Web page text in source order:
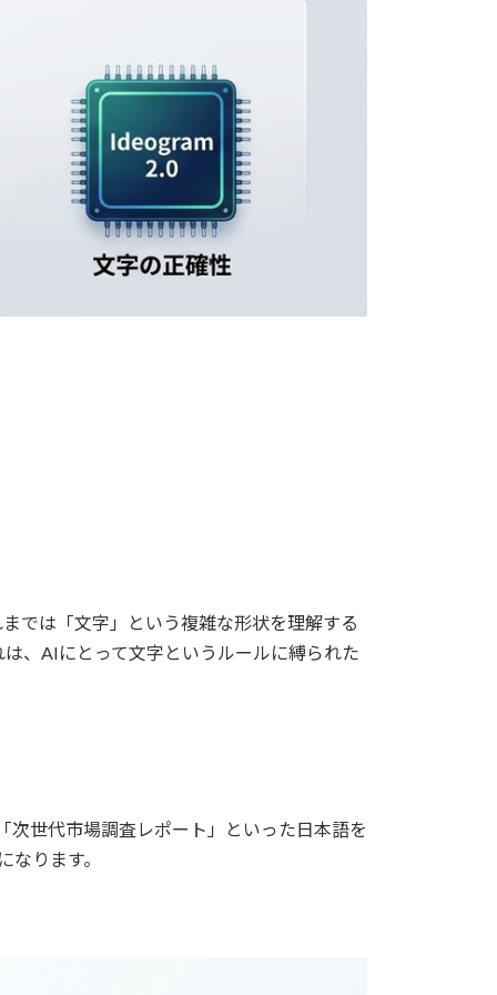
では「文字」という複雑な形状を理解する
、AIにとって文字というルールに縛られた
次世代市場調査レポート」といった日本語を
ります。